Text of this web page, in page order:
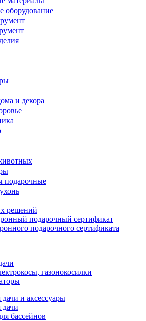
оборудование
и декора
подарочные
решений
подарочный сертификат
газонокосилки
и аксессуары
дачи
бассейнов